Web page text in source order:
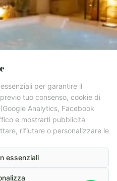
per garantire il
tuo consenso, cookie di
Analytics, Facebook
e mostrarti pubblicità
rifiutare o personalizzare le
essenziali